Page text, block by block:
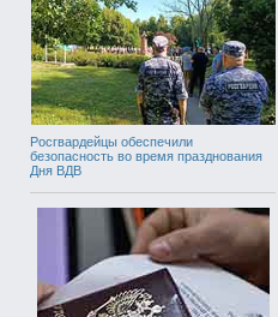
Росгвардейцы обеспечили
безопасность во время празднования
Дня ВДВ